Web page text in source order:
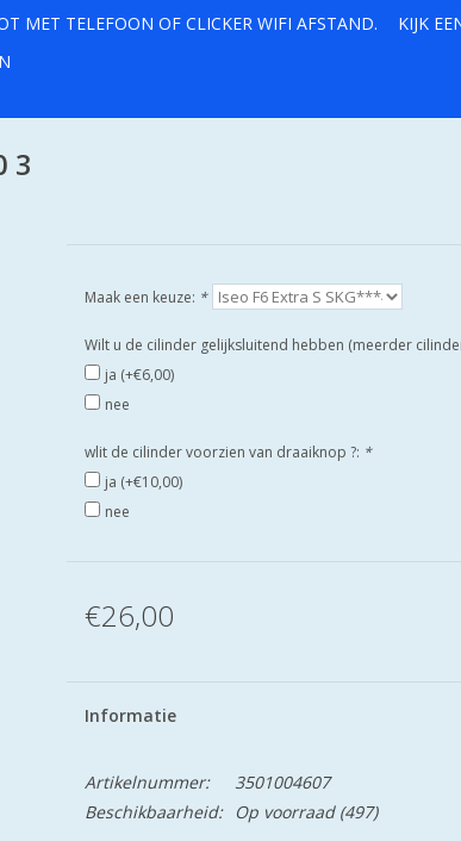
MET TELEFOON OF CLICKER WIFI AFSTAND.
KIJK
3
Maak een keuze: *
Wilt u de cilinder gelijksluitend hebben (meerder
ja (+€6,00)
nee
wlit de cilinder voorzien van draaiknop ?: *
ja (+€10,00)
nee
€26,00
Informatie
Artikelnummer:
3501004607
Beschikbaarheid:
Op voorraad(497)